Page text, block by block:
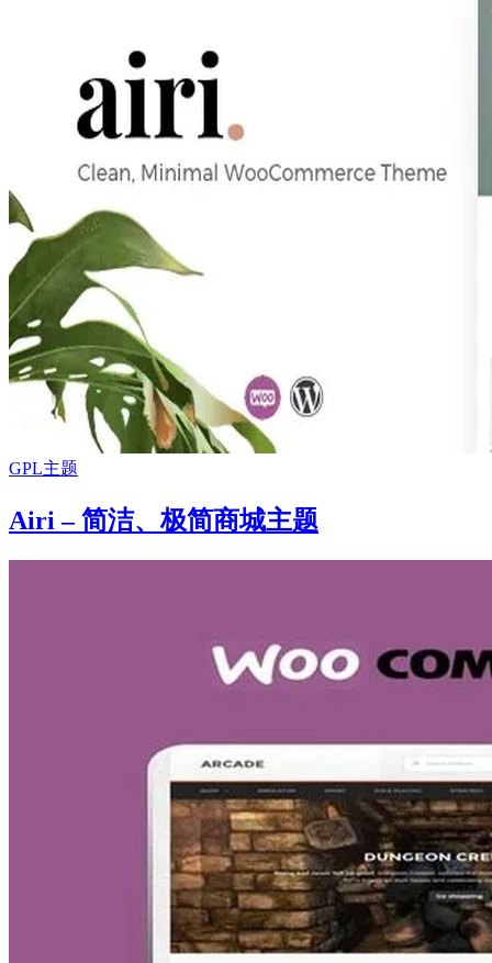
GPL主题
Airi – 简洁、极简商城主题